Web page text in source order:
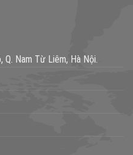
Nam Từ Liêm, Hà Nội.